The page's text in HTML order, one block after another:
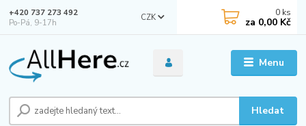
Menu
CZK
Hledat
+420 737 273 492
Po-Pá, 9-17h
0 ks
za 0,00 Kč